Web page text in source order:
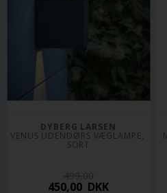
DYBERG LARSEN
VENUS UDENDØRS VÆGLAMPE,
SORT
450,00 DKK